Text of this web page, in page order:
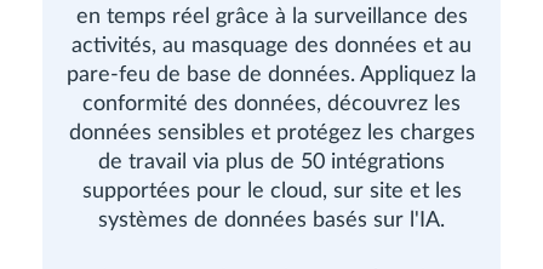
en temps réel grâce à la surveillance des
activités, au masquage des données et au
pare-feu de base de données. Appliquez la
conformité des données, découvrez les
données sensibles et protégez les charges
de travail via plus de 50 intégrations
supportées pour le cloud, sur site et les
systèmes de données basés sur l'IA.